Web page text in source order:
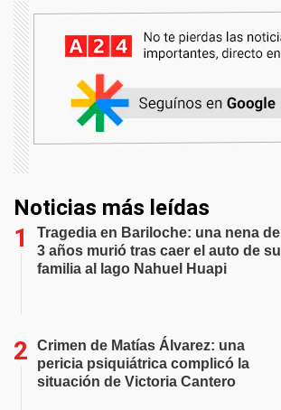
Noticias más leídas
Tragedia en Bariloche: una nena de
3 años murió tras caer el auto de su
familia al lago Nahuel Huapi
Crimen de Matías Álvarez: una
pericia psiquiátrica complicó la
situación de Victoria Cantero